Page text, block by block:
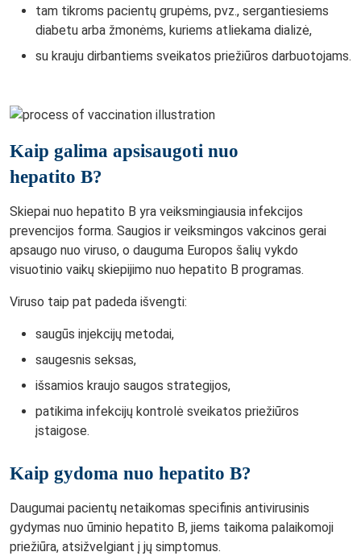
tam tikroms pacientų grupėms, pvz., sergantiesiems
diabetu arba žmonėms, kuriems atliekama dializė,
su krauju dirbantiems sveikatos priežiūros darbuotojams.
Kaip galima apsisaugoti nuo
hepatito B?
Skiepai nuo hepatito B yra veiksmingiausia infekcijos
prevencijos forma. Saugios ir veiksmingos vakcinos gerai
apsaugo nuo viruso, o dauguma Europos šalių vykdo
visuotinio vaikų skiepijimo nuo hepatito B programas.
Viruso taip pat padeda išvengti:
saugūs injekcijų metodai,
saugesnis seksas,
išsamios kraujo saugos strategijos,
patikima infekcijų kontrolė sveikatos priežiūros
įstaigose.
Kaip gydoma nuo hepatito B?
Daugumai pacientų netaikomas specifinis antivirusinis
gydymas nuo ūminio hepatito B, jiems taikoma palaikomoji
priežiūra, atsižvelgiant į jų simptomus.